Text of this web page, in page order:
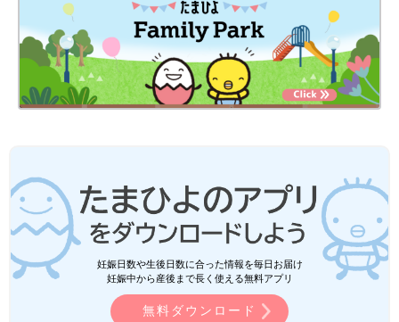
妊娠日数や生後日数に合った情報を毎日お届け
妊娠中から産後まで長く使える無料アプリ
無料ダウンロード